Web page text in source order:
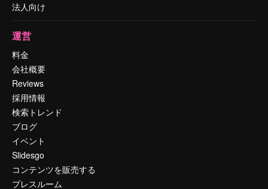
法人向け
運営
料金
会社概要
Reviews
採用情報
検索トレンド
ブログ
イベント
Slidesgo
コンテンツを販売する
プレスルーム